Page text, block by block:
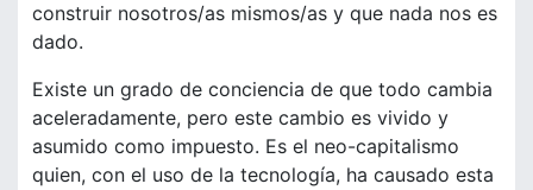
construir nosotros/as mismos/as y que nada nos es
dado.
Existe un grado de conciencia de que todo cambia
aceleradamente, pero este cambio es vivido y
asumido como impuesto. Es el neo-capitalismo
quien, con el uso de la tecnología, ha causado esta